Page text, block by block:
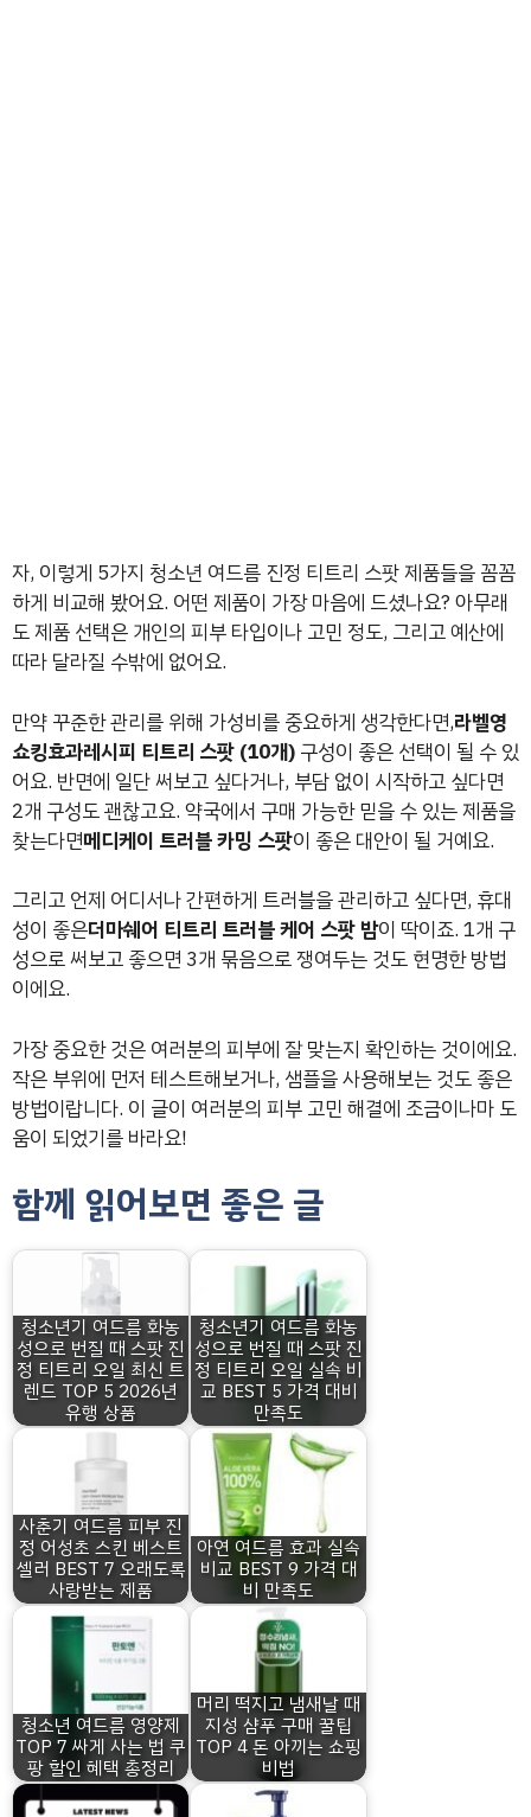
자, 이렇게 5가지 청소년 여드름 진정 티트리 스팟 제품들을 꼼꼼
하게 비교해 봤어요. 어떤 제품이 가장 마음에 드셨나요? 아무래
도 제품 선택은 개인의 피부 타입이나 고민 정도, 그리고 예산에
따라 달라질 수밖에 없어요.
만약 꾸준한 관리를 위해 가성비를 중요하게 생각한다면,라벨영
쇼킹효과레시피 티트리 스팟 (10개) 구성이 좋은 선택이 될 수 있
어요. 반면에 일단 써보고 싶다거나, 부담 없이 시작하고 싶다면
2개 구성도 괜찮고요. 약국에서 구매 가능한 믿을 수 있는 제품을
찾는다면메디케이 트러블 카밍 스팟이 좋은 대안이 될 거예요.
그리고 언제 어디서나 간편하게 트러블을 관리하고 싶다면, 휴대
성이 좋은더마쉐어 티트리 트러블 케어 스팟 밤이 딱이죠. 1개 구
성으로 써보고 좋으면 3개 묶음으로 쟁여두는 것도 현명한 방법
이에요.
가장 중요한 것은 여러분의 피부에 잘 맞는지 확인하는 것이에요.
작은 부위에 먼저 테스트해보거나, 샘플을 사용해보는 것도 좋은
방법이랍니다. 이 글이 여러분의 피부 고민 해결에 조금이나마 도
움이 되었기를 바라요!
함께 읽어보면 좋은 글
청소년기 여드름 화농
성으로 번질 때 스팟 진
정 티트리 오일 최신 트
렌드 TOP 5 2026년
유행 상품
청소년기 여드름 화농
성으로 번질 때 스팟 진
정 티트리 오일 실속 비
교 BEST 5 가격 대비
만족도
사춘기 여드름 피부 진
정 어성초 스킨 베스트
셀러 BEST 7 오래도록
사랑받는 제품
아연 여드름 효과 실속
비교 BEST 9 가격 대
비 만족도
청소년 여드름 영양제
TOP 7 싸게 사는 법 쿠
팡 할인 혜택 총정리
머리 떡지고 냄새날 때
지성 샴푸 구매 꿀팁
TOP 4 돈 아끼는 쇼핑
비법